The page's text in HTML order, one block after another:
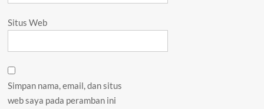
Situs Web
Simpan nama, email, dan situs
web saya pada peramban ini